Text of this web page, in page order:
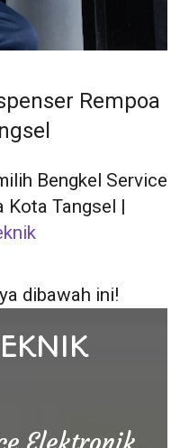
Rempoa
Bengkel Service
Kota Tangsel |
dibawah ini!
Elektronik